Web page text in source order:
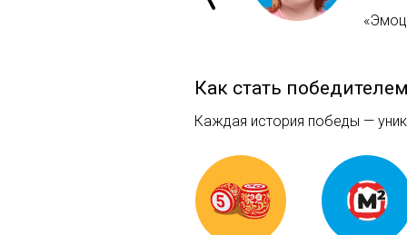
Как стать
Каждая история победы —